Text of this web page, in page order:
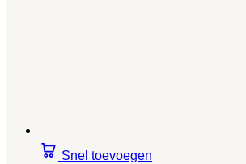
Snel toevoegen